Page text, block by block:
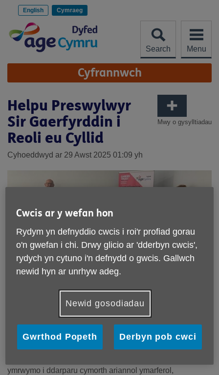
cynnwys
English Cymraeg
Search Menu
Site
Navigation
Cyfrannwch
Mwy o gysylltiadau
Helpu Preswylwyr
Sir Gaerfyrddin i
Reoli eu Cyllid
Cyhoeddwyd ar 29 Awst 2025 01:09 yh
Mae Age Cymru Dyfed yn falch o fod yn chwarae rhan
weithredol yn y Gwasanaeth Cymorth Llesiant Ariannol
sydd newydd ei lansio, a ddarperir mewn partneriaeth ag
arweinydd y prosiect, Ymddiriedolaeth Gofalwyr
ymrwymo i ddarparu cymorth ariannol ymarferol,
Cwcis ar y wefan hon
Rydym yn defnyddio cwcis i roi'r profiad gorau
o'n gwefan i chi. Drwy glicio ar 'dderbyn cwcis',
rydych yn cytuno i'n defnydd o gwcis. Gallwch
newid hyn ar unrhyw adeg.
Newid gosodiadau
Gwrthod Popeth Derbyn pob cwci